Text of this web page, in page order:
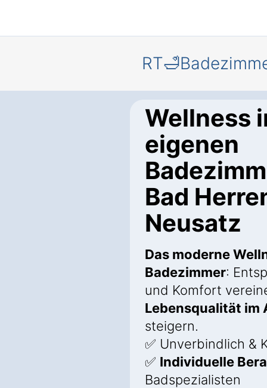
Wellness
eigenen
Bad
Neusatz
Das moderne
Badezimmer:
und Komfort
Lebensqualität im
steigern.
✅ Unverbindlich &
✅ Individuelle
Badspezialisten